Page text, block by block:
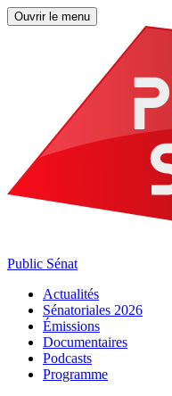
Ouvrir le menu
Public Sénat
Actualités
Sénatoriales 2026
Émissions
Documentaires
Podcasts
Programme